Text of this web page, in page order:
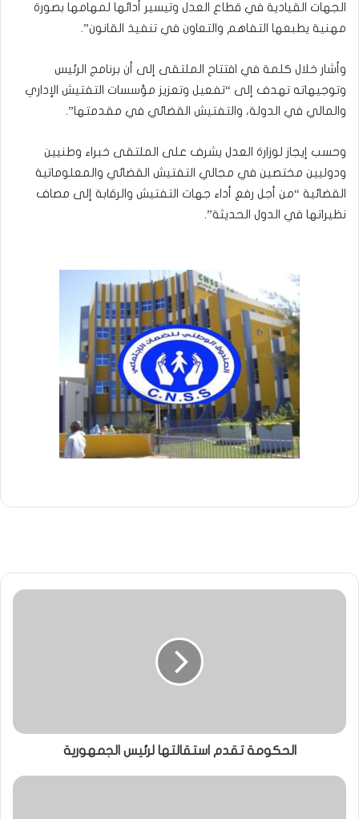
الجهات القيادية في قطاع العدل وتيسير أدائها لمهامها بصورة
مهنية يطبعها التفاهم والتعاون في تنفيذ القانون”.
وأشار خلال كلمة في افتتاح الملتقى إلى أن برنامج الرئيس
وتوجيهاته تهدف إلى “تفعيل وتعزيز مؤسسات التفتيش الإداري
والمالي في الدولة، والتفتيش القضائي في مقدمتها”.
وحسب إيجاز لوزارة العدل يشرف على الملتقى خبراء وطنيين
ودوليين مختصين في مجالي التفتيش القضائي والمعلوماتية
القضائية “من أجل رفع أداء جهات التفتيش والرقابة إلى مصاف
نظيراتها في الدول الحديثة”.
الحكومة تقدم استقالتها لرئيس الجمهورية